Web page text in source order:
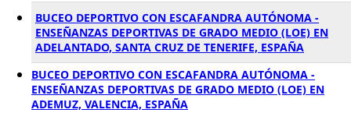
BUCEO DEPORTIVO CON ESCAFANDRA AUTÓNOMA -
ENSEÑANZAS DEPORTIVAS DE GRADO MEDIO (LOE) EN
ADELANTADO, SANTA CRUZ DE TENERIFE, ESPAÑA
BUCEO DEPORTIVO CON ESCAFANDRA AUTÓNOMA -
ENSEÑANZAS DEPORTIVAS DE GRADO MEDIO (LOE) EN
ADEMUZ, VALENCIA, ESPAÑA